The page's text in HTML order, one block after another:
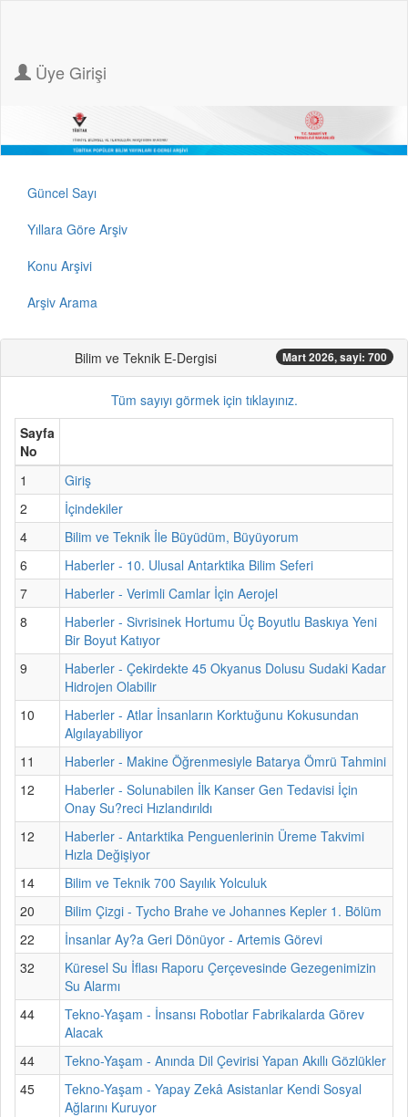
Üye Girişi
Güncel Sayı
Yıllara Göre Arşiv
Konu Arşivi
Arşiv Arama
Bilim ve Teknik E-Dergisi Mart 2026, sayi: 700
Tüm sayıyı görmek için tıklayınız.
Sayfa
No
1
Giriş
2
İçindekiler
4
Bilim ve Teknik İle Büyüdüm, Büyüyorum
6
Haberler - 10. Ulusal Antarktika Bilim Seferi
7
Haberler - Verimli Camlar İçin Aerojel
8
Haberler - Sivrisinek Hortumu Üç Boyutlu Baskıya Yeni
Bir Boyut Katıyor
9
Haberler - Çekirdekte 45 Okyanus Dolusu Sudaki Kadar
Hidrojen Olabilir
10
Haberler - Atlar İnsanların Korktuğunu Kokusundan
Algılayabiliyor
11
Haberler - Makine Öğrenmesiyle Batarya Ömrü Tahmini
12
Haberler - Solunabilen İlk Kanser Gen Tedavisi İçin
Onay Su?reci Hızlandırıldı
12
Haberler - Antarktika Penguenlerinin Üreme Takvimi
Hızla Değişiyor
14
Bilim ve Teknik 700 Sayılık Yolculuk
20
Bilim Çizgi - Tycho Brahe ve Johannes Kepler 1. Bölüm
22
İnsanlar Ay?a Geri Dönüyor - Artemis Görevi
32
Küresel Su İflası Raporu Çerçevesinde Gezegenimizin
Su Alarmı
44
Tekno-Yaşam - İnsansı Robotlar Fabrikalarda Görev
Alacak
44
Tekno-Yaşam - Anında Dil Çevirisi Yapan Akıllı Gözlükler
45
Tekno-Yaşam - Yapay Zekâ Asistanlar Kendi Sosyal
Ağlarını Kuruyor